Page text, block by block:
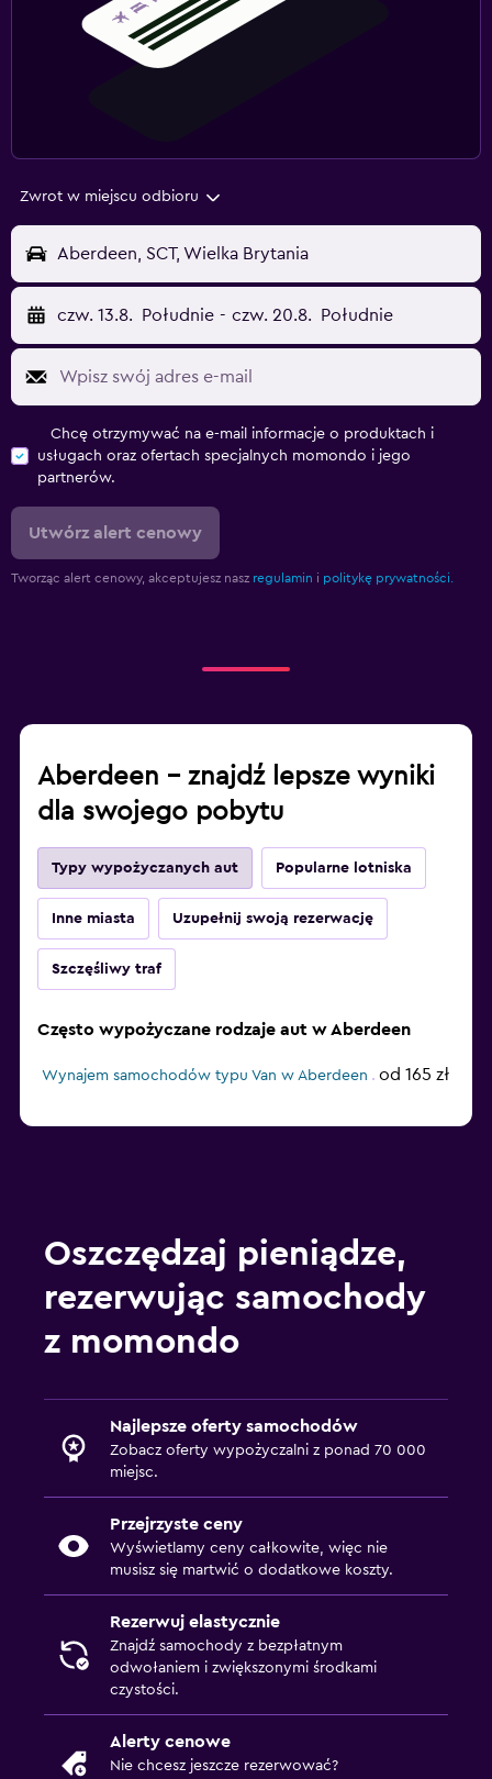
Zwrot w miejscu odbioru
Aberdeen, SCT, Wielka Brytania
czw. 13.8. Południe - czw. 20.8. Południe
Chcę otrzymywać na e-mail informacje o produktach i
usługach oraz ofertach specjalnych momondo i jego
partnerów.
Utwórz alert cenowy
Tworząc alert cenowy, akceptujesz nasz regulamin i politykę prywatności.
Aberdeen – znajdź lepsze wyniki
dla swojego pobytu
Typy wypożyczanych aut Popularne lotniska
Inne miasta Uzupełnij swoją rezerwację
Szczęśliwy traf
Często wypożyczane rodzaje aut w Aberdeen
Wynajem samochodów typu Van w Aberdeen od 165 zł
Oszczędzaj pieniądze,
rezerwując samochody
z momondo
Najlepsze oferty samochodów
Zobacz oferty wypożyczalni z ponad 70 000
miejsc.
Przejrzyste ceny
Wyświetlamy ceny całkowite, więc nie
musisz się martwić o dodatkowe koszty.
Rezerwuj elastycznie
Znajdź samochody z bezpłatnym
odwołaniem i zwiększonymi środkami
czystości.
Alerty cenowe
Nie chcesz jeszcze rezerwować?